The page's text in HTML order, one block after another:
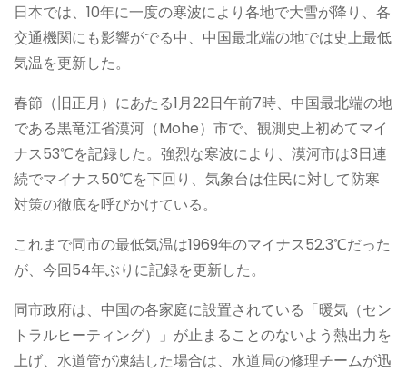
日本では、10年に一度の寒波により各地で大雪が降り、各
交通機関にも影響がでる中、中国最北端の地では史上最低
気温を更新した。
春節（旧正月）にあたる1月22日午前7時、中国最北端の地
である黒竜江省漠河（Mohe）市で、観測史上初めてマイ
ナス53℃を記録した。強烈な寒波により、漠河市は3日連
続でマイナス50℃を下回り、気象台は住民に対して防寒
対策の徹底を呼びかけている。
これまで同市の最低気温は1969年のマイナス52.3℃だった
が、今回54年ぶりに記録を更新した。
同市政府は、中国の各家庭に設置されている「暖気（セン
トラルヒーティング）」が止まることのないよう熱出力を
上げ、水道管が凍結した場合は、水道局の修理チームが迅